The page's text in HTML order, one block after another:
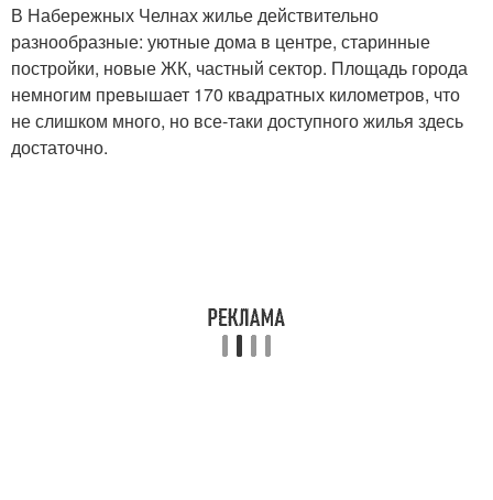
В Набережных Челнах жилье действительно
разнообразные: уютные дома в центре, старинные
постройки, новые ЖК, частный сектор. Площадь города
немногим превышает 170 квадратных километров, что
не слишком много, но все-таки доступного жилья здесь
достаточно.